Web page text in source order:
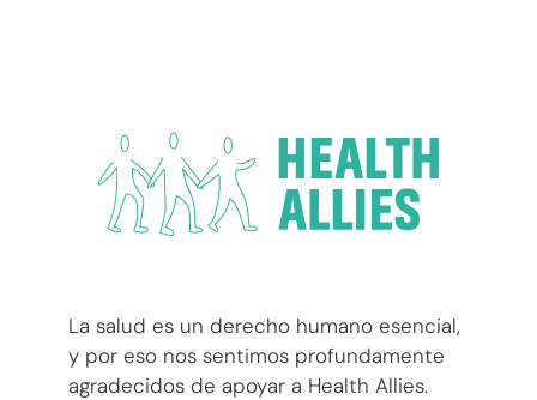
La salud es un derecho humano esencial,
y por eso nos sentimos profundamente
agradecidos de apoyar a Health Allies.